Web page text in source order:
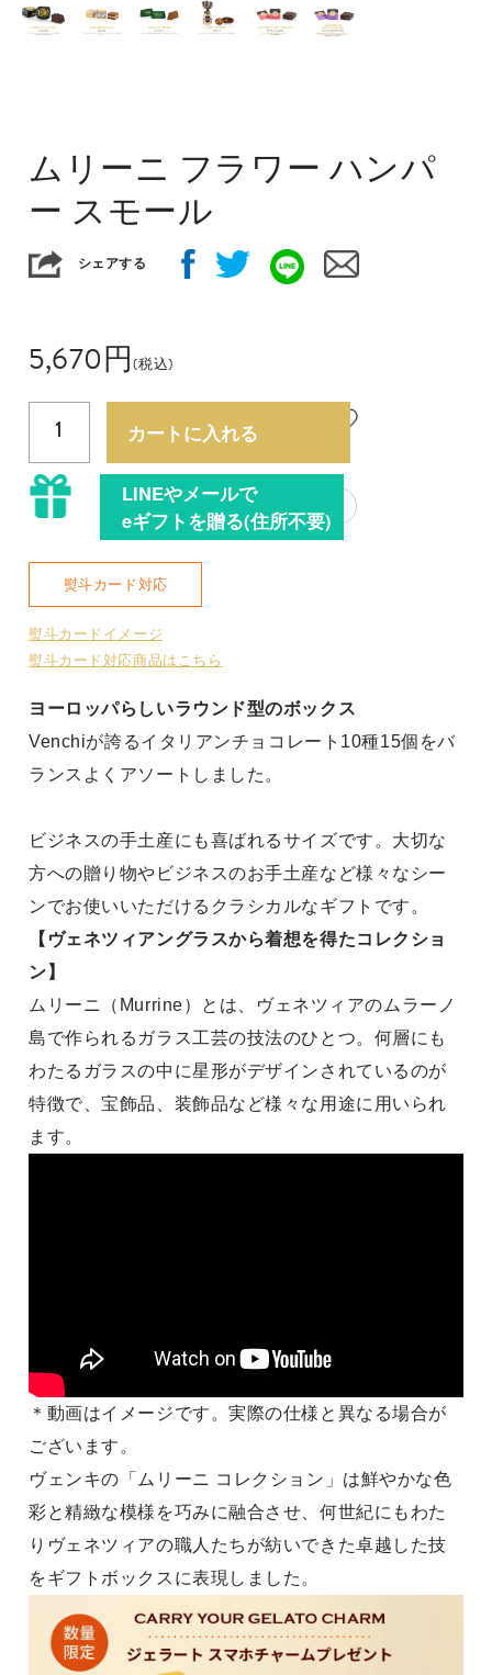
ムリーニ フラワー ハンパ
ー スモール
シェアする
5,670円(税込)
1 カートに入れる
LINEやメールで
eギフトを贈る(住所不要)
熨斗カード対応
熨斗カードイメージ
熨斗カード対応商品はこちら
ヨーロッパらしいラウンド型のボックス
Venchiが誇るイタリアンチョコレート10種15個をバ
ランスよくアソートしました。
ビジネスの手土産にも喜ばれるサイズです。大切な
方への贈り物やビジネスのお手土産など様々なシー
ンでお使いいただけるクラシカルなギフトです。
【ヴェネツィアングラスから着想を得たコレクショ
ン】
ムリーニ（Murrine）とは、ヴェネツィアのムラーノ
島で作られるガラス工芸の技法のひとつ。何層にも
わたるガラスの中に星形がデザインされているのが
特徴で、宝飾品、装飾品など様々な用途に用いられ
ます。
＊動画はイメージです。実際の仕様と異なる場合が
ございます。
ヴェンキの「ムリーニ コレクション」は鮮やかな色
彩と精緻な模様を巧みに融合させ、何世紀にもわた
りヴェネツィアの職人たちが紡いできた卓越した技
をギフトボックスに表現しました。